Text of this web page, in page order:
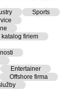
Sports
katalog firiem
Entertainer
Offshore firma